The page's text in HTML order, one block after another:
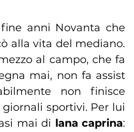
anni Novanta che
alla vita del mediano.
al campo, che fa
mai, non fa assist
non finisce
sportivi. Per lui
mai di lana caprina: